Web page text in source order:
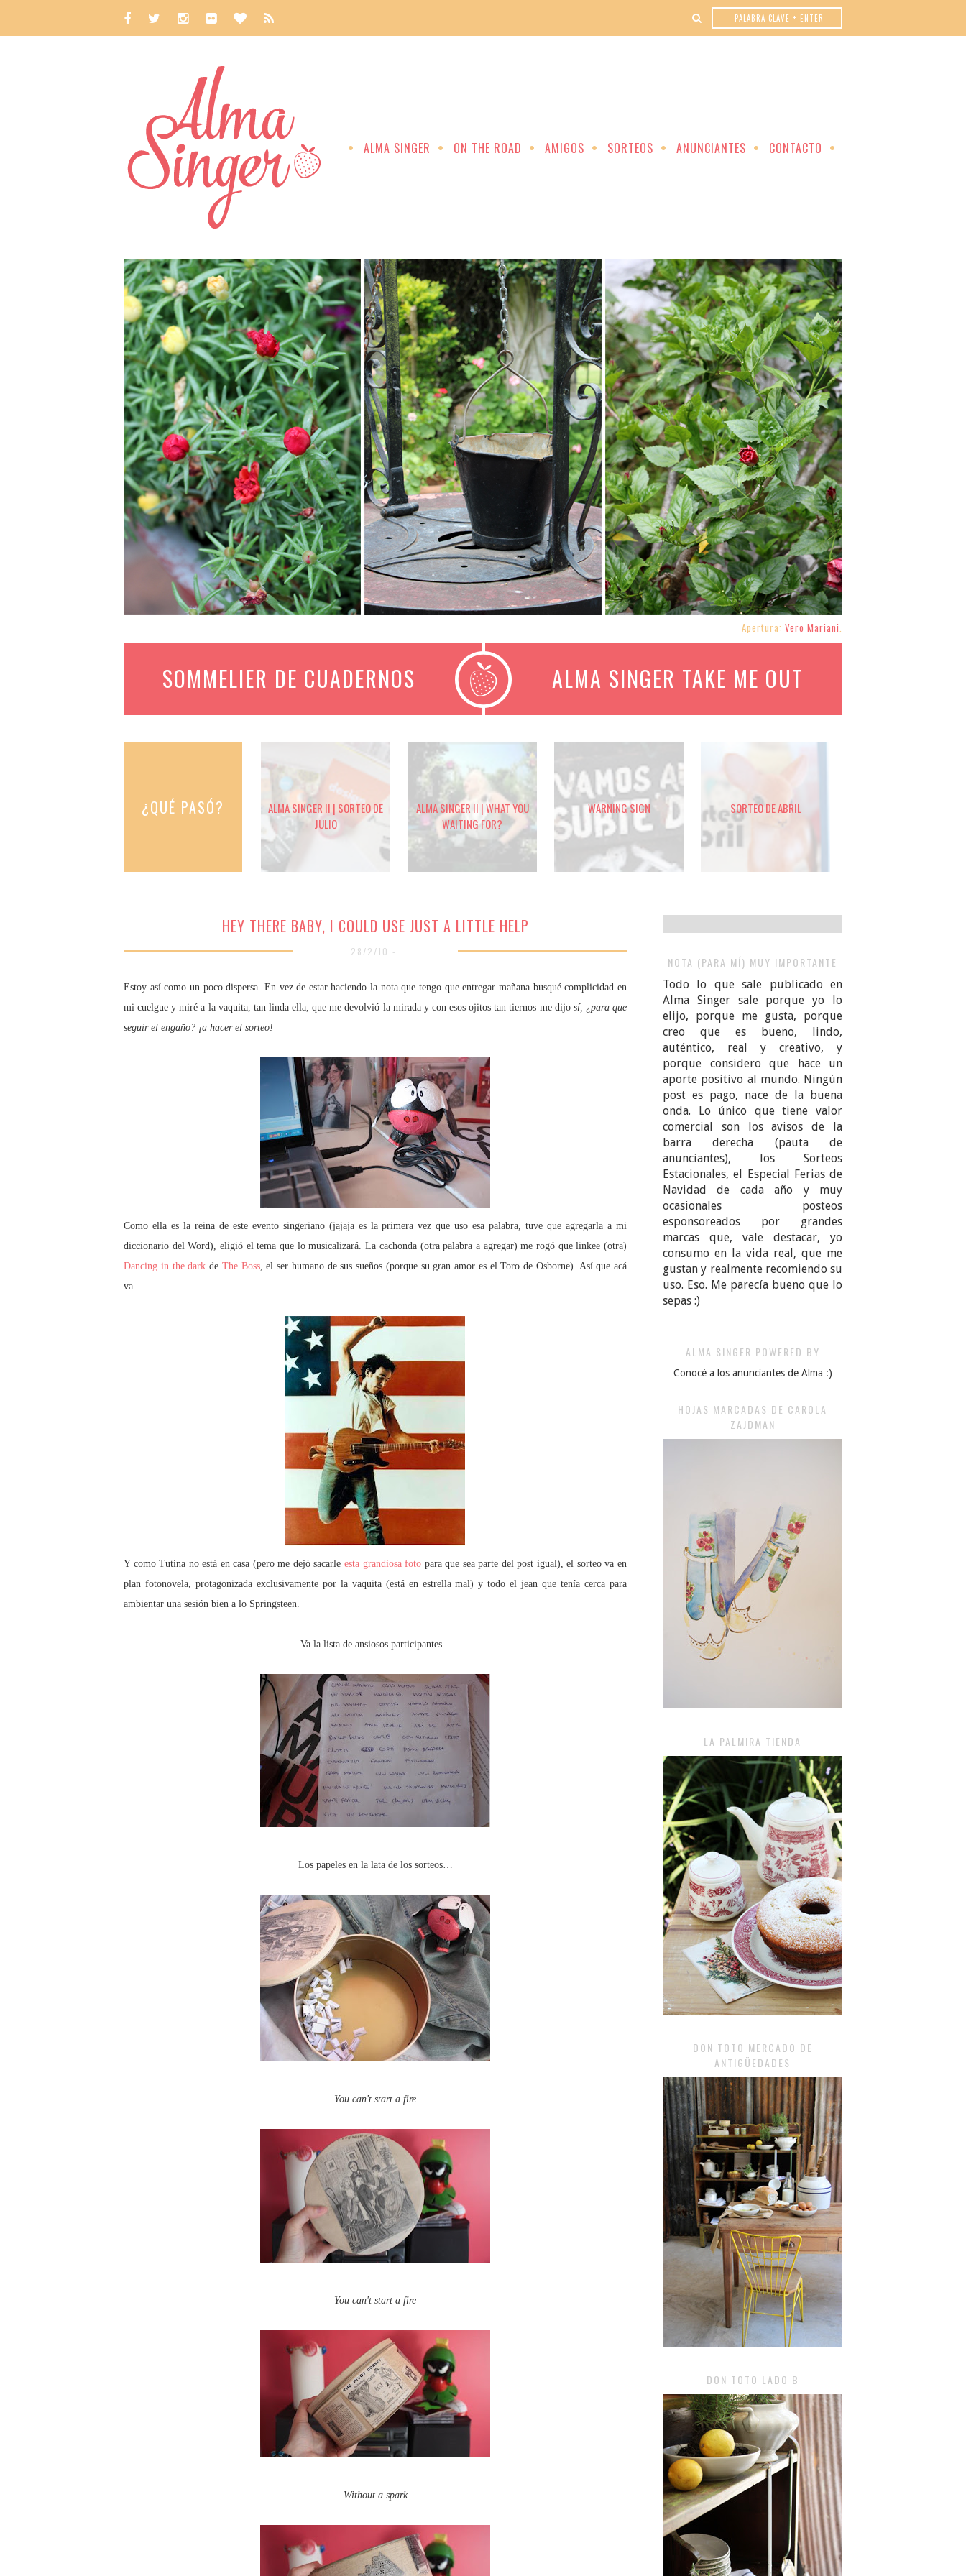
ALMA SINGER ON THE ROAD AMIGOS SORTEOS ANUNCIANTES CONTACTO
Apertura: Vero Mariani.
SOMMELIER DE CUADERNOS ALMA SINGER TAKE ME OUT
¿QUÉ PASÓ?
ALMA SINGER II | SORTEO DE
JULIO
ALMA SINGER II | WHAT YOU
WAITING FOR?
WARNING SIGN SORTEO DE ABRIL
HEY THERE BABY, I COULD USE JUST A LITTLE HELP
28/2/10 -
Estoy así como un poco dispersa. En vez de estar haciendo la nota que tengo que entregar mañana busqué complicidad en
mi cuelgue y miré a la vaquita, tan linda ella, que me devolvió la mirada y con esos ojitos tan tiernos me dijo sí, ¿para que
seguir el engaño? ¡a hacer el sorteo!
Como ella es la reina de este evento singeriano (jajaja es la primera vez que uso esa palabra, tuve que agregarla a mi
diccionario del Word), eligió el tema que lo musicalizará. La cachonda (otra palabra a agregar) me rogó que linkee (otra)
Dancing in the dark de The Boss, el ser humano de sus sueños (porque su gran amor es el Toro de Osborne). Así que acá
va…
Y como Tutina no está en casa (pero me dejó sacarle esta grandiosa foto para que sea parte del post igual), el sorteo va en
plan fotonovela, protagonizada exclusivamente por la vaquita (está en estrella mal) y todo el jean que tenía cerca para
ambientar una sesión bien a lo Springsteen.
Va la lista de ansiosos participantes...
Los papeles en la lata de los sorteos…
You can't start a fire
You can't start a fire
Without a spark
NOTA (PARA MÍ) MUY IMPORTANTE
Todo lo que sale publicado en
Alma Singer sale porque yo lo
elijo, porque me gusta, porque
creo que es bueno, lindo,
auténtico, real y creativo, y
porque considero que hace un
aporte positivo al mundo. Ningún
post es pago, nace de la buena
onda. Lo único que tiene valor
comercial son los avisos de la
barra derecha (pauta de
anunciantes), los Sorteos
Estacionales, el Especial Ferias de
Navidad de cada año y muy
ocasionales posteos
esponsoreados por grandes
marcas que, vale destacar, yo
consumo en la vida real, que me
gustan y realmente recomiendo su
uso. Eso. Me parecía bueno que lo
sepas :)
ALMA SINGER POWERED BY
Conocé a los anunciantes de Alma :)
HOJAS MARCADAS DE CAROLA
ZAJDMAN
LA PALMIRA TIENDA
DON TOTO MERCADO DE
ANTIGÜEDADES
DON TOTO LADO B